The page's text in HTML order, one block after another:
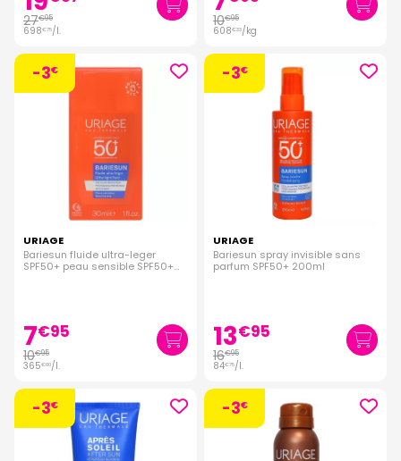
27€95
698€75/l.
10€95
608€33/kg
-3€
URIAGE
Bariesun fluide ultra-leger
SPF50+ peau sensible SPF50+
7€95
10€95
365€00/l.
-3€
URIAGE
Bariesun spray invisible sans
parfum SPF50+ 200ml
13€95
16€95
84€75/l.
-3€ -3€